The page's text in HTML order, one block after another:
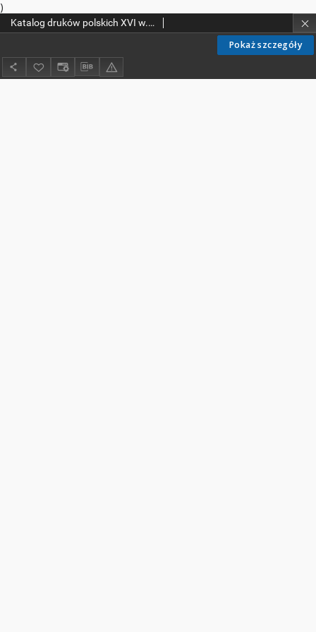
)
Pokaż szczegóły
Katalog druków polskich XVI w. Biblioteki Kolegium Filozoficzno-Teologicznego oo. Dominikanów w Krakowie